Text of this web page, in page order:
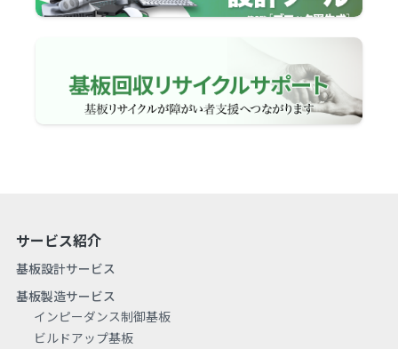
サービス紹介
基板設計サービス
基板製造サービス
インピーダンス制御基板
ビルドアップ基板